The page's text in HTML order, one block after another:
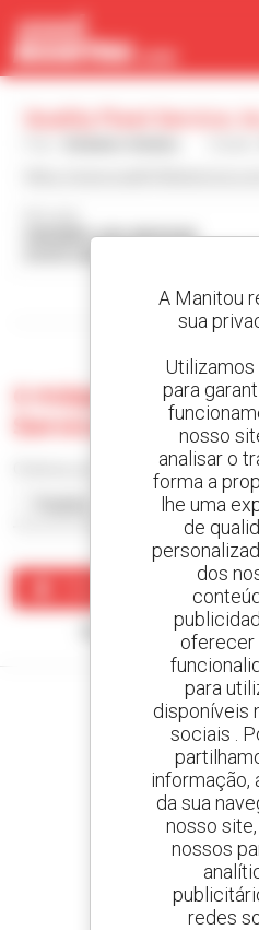
548 NEW LUDLOW ROAD
Visualizar os
0 máquina usada
Service, Inc. -
Nenhum resultado
Crie os
e receba anúncios de
800
A Manitou em
Painel de Gerenciamento de Cookies
A Manitou
sua
para
nosso
analisar o
forma a
lhe uma
de
dos
oferecer
para
disponíveis
sociais .
informação,
da sua
nosso
nossos
redes